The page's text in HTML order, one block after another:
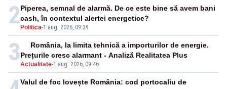
2 Politica-1 aug. 2026, 09:39
Piperea, semnal de alarmă. De ce este bine să avem bani
cash, în contextul alertei energetice?
3Actualitate-1 aug. 2026, 09:46
România, la limita tehnică a importurilor de energie.
Prețurile cresc alarmant - Analiză Realitatea Plus
Valul de foc lovește România: cod portocaliu de